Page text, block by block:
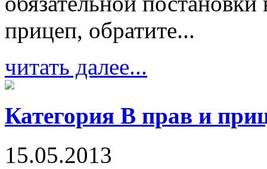
прицеп, обратите...
читать далее...
Категория В прав и
15.05.2013